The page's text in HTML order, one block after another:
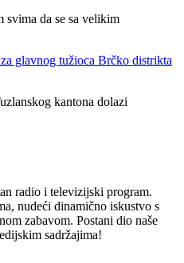
svima da se sa velikim
glavnog tužioca Brčko distrikta
kantona dolazi
radio i televizijski program.
nudeći dinamično iskustvo s
zabavom. Postani dio naše
sadržajima!